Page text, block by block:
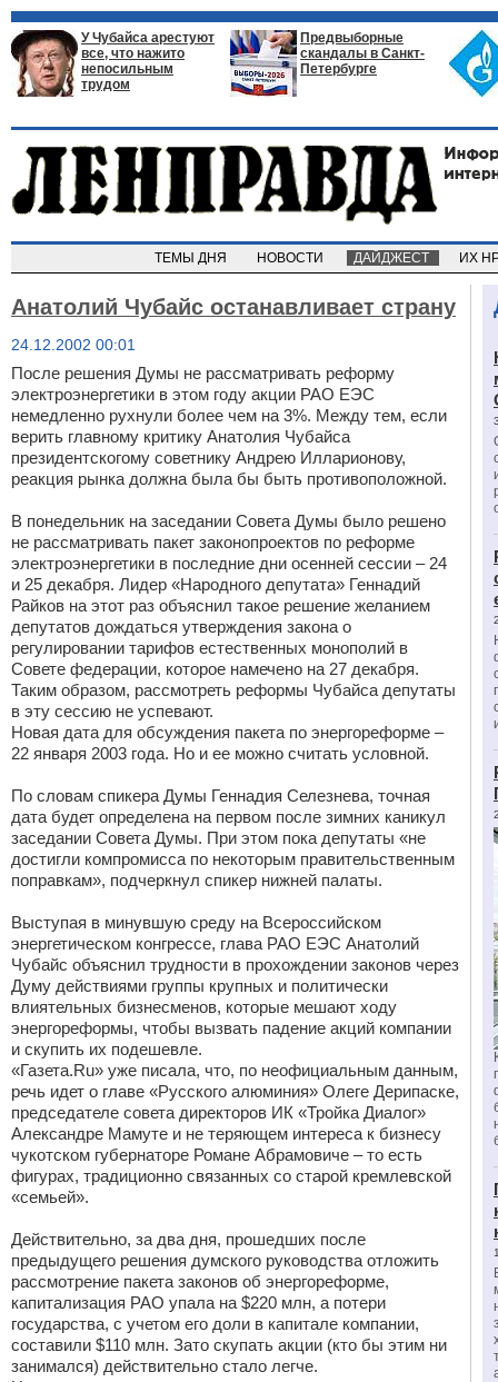
У Чубайса арестуют
все, что нажито
непосильным
трудом
Предвыборные
скандалы в Санкт-
Петербурге
ТЕМЫ ДНЯ НОВОСТИ ДАЙДЖЕСТ ИХ
Анатолий Чубайс останавливает страну
24.12.2002 00:01
После решения Думы не рассматривать реформу
электроэнергетики в этом году акции РАО ЕЭС
немедленно рухнули более чем на 3%. Между тем, если
верить главному критику Анатолия Чубайса
президентскогому советнику Андрею Илларионову,
реакция рынка должна была бы быть противоположной.
В понедельник на заседании Совета Думы было решено
не рассматривать пакет законопроектов по реформе
электроэнергетики в последние дни осенней сессии – 24
и 25 декабря. Лидер «Народного депутата» Геннадий
Райков на этот раз объяснил такое решение желанием
депутатов дождаться утверждения закона о
регулировании тарифов естественных монополий в
Совете федерации, которое намечено на 27 декабря.
Таким образом, рассмотреть реформы Чубайса депутаты
в эту сессию не успевают.
Новая дата для обсуждения пакета по энергореформе –
22 января 2003 года. Но и ее можно считать условной.
По словам спикера Думы Геннадия Селезнева, точная
дата будет определена на первом после зимних каникул
заседании Совета Думы. При этом пока депутаты «не
достигли компромисса по некоторым правительственным
поправкам», подчеркнул спикер нижней палаты.
Выступая в минувшую среду на Всероссийском
энергетическом конгрессе, глава РАО ЕЭС Анатолий
Чубайс объяснил трудности в прохождении законов через
Думу действиями группы крупных и политически
влиятельных бизнесменов, которые мешают ходу
энергореформы, чтобы вызвать падение акций компании
и скупить их подешевле.
«Газета.Ru» уже писала, что, по неофициальным данным,
речь идет о главе «Русского алюминия» Олеге Дерипаске,
председателе совета директоров ИК «Тройка Диалог»
Александре Мамуте и не теряющем интереса к бизнесу
чукотском губернаторе Романе Абрамовиче – то есть
фигурах, традиционно связанных со старой кремлевской
«семьей».
Действительно, за два дня, прошедших после
предыдущего решения думского руководства отложить
рассмотрение пакета законов об энергореформе,
капитализация РАО упала на $220 млн, а потери
государства, с учетом его доли в капитале компании,
составили $110 млн. Зато скупать акции (кто бы этим ни
занимался) действительно стало легче.